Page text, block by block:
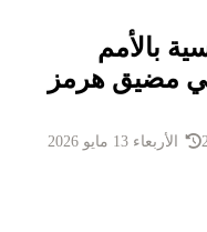
بالأمم
في مضيق هرمز
الأربعاء 13 مايو 2026